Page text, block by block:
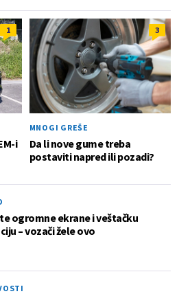
1
i
3
MNOGI GREŠE
Da li nove gume treba
postaviti napred ili pozadi?
ogromne ekrane i veštačku
– vozači žele ovo